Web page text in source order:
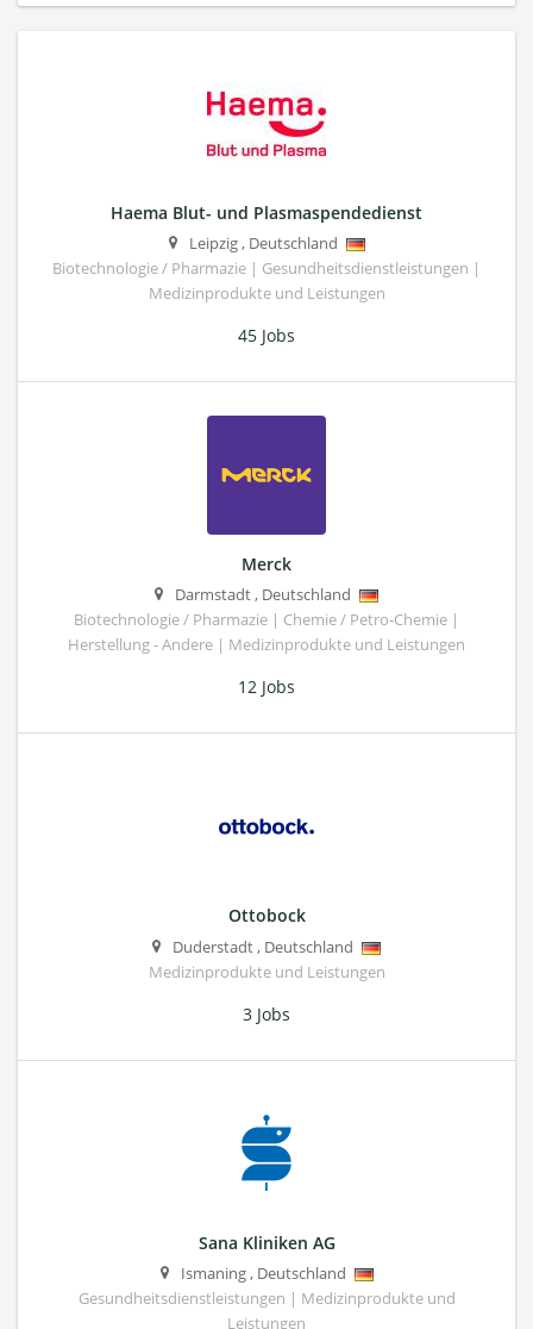
Haema Blut- und Plasmaspendedienst
Leipzig, Deutschland
Biotechnologie / Pharmazie | Gesundheitsdienstleistungen |
Medizinprodukte und Leistungen
45 Jobs
Merck
Darmstadt, Deutschland
Biotechnologie / Pharmazie | Chemie / Petro-Chemie |
Herstellung - Andere | Medizinprodukte und Leistungen
12 Jobs
Ottobock
Duderstadt, Deutschland
Medizinprodukte und Leistungen
3 Jobs
Sana Kliniken AG
Ismaning, Deutschland
Gesundheitsdienstleistungen | Medizinprodukte und
Leistungen